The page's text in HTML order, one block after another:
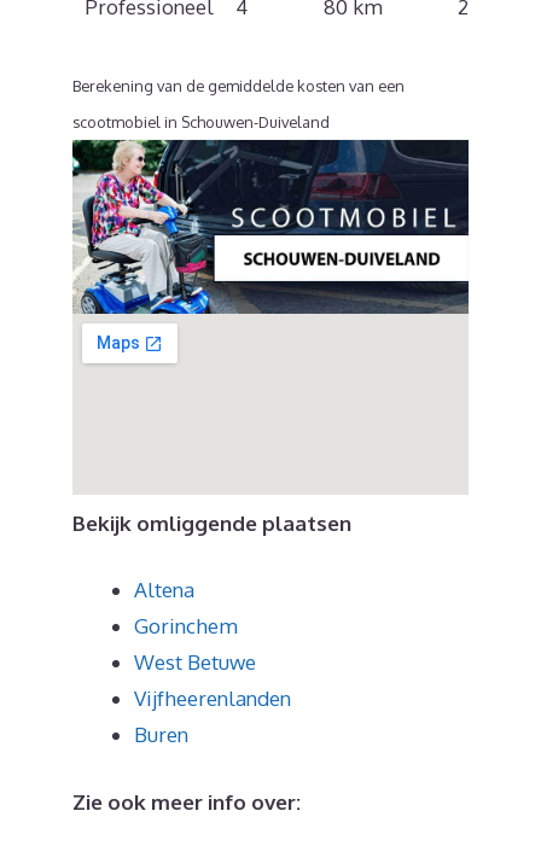
Professioneel 4 80 km 21 km/u
Berekening van de gemiddelde kosten van een
scootmobiel in Schouwen-Duiveland
Bekijk omliggende plaatsen
Altena
Gorinchem
West Betuwe
Vijfheerenlanden
Buren
Zie ook meer info over: